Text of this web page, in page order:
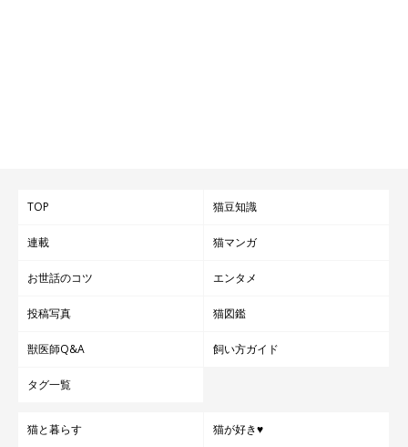
TOP 猫豆知識
連載 猫マンガ
お世話のコツ エンタメ
投稿写真 猫図鑑
獣医師Q&A 飼い方ガイド
タグ一覧
猫と暮らす 猫が好き♥